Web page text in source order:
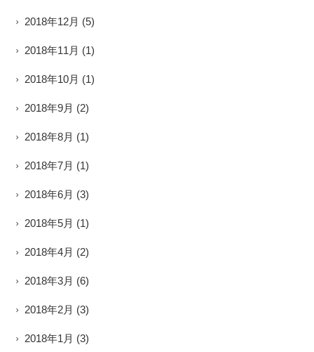
2018年12月 (5)
2018年11月 (1)
2018年10月 (1)
2018年9月 (2)
2018年8月 (1)
2018年7月 (1)
2018年6月 (3)
2018年5月 (1)
2018年4月 (2)
2018年3月 (6)
2018年2月 (3)
2018年1月 (3)